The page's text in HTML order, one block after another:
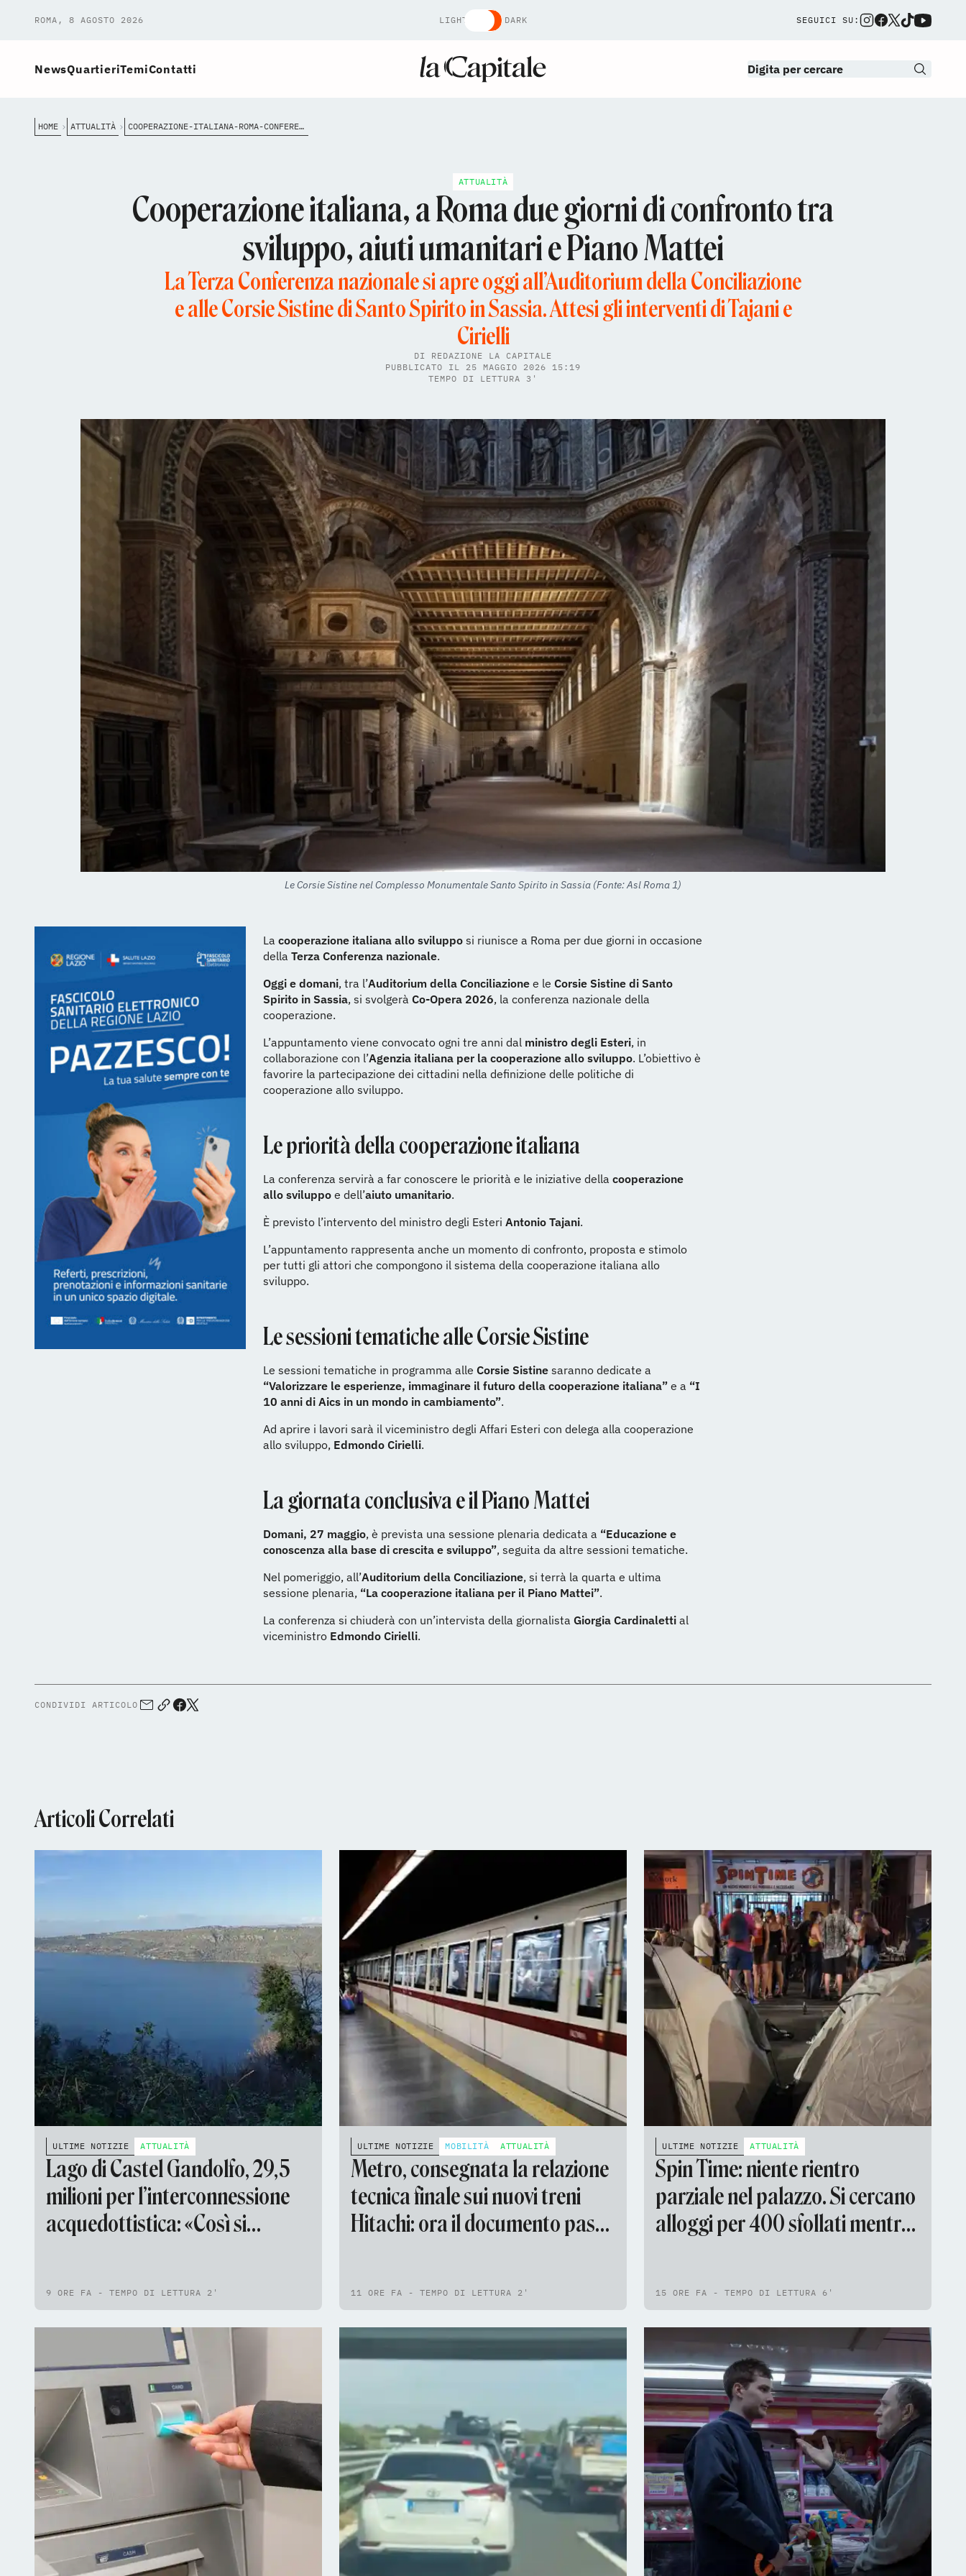
ROMA, 8 AGOSTO 2026 LIGHT DARK SEGUICI SU:
NewsQuartieriTemiContatti
HOME ATTUALITÀ COOPERAZIONE-ITALIANA-ROMA-CONFERENZA-NAZIONALE-CO-OPERA-2026
ATTUALITÀ
Cooperazione italiana, a Roma due giorni di confronto tra
sviluppo, aiuti umanitari e Piano Mattei
La Terza Conferenza nazionale si apre oggi all’Auditorium della Conciliazione
e alle Corsie Sistine di Santo Spirito in Sassia. Attesi gli interventi di Tajani e
Cirielli
DI REDAZIONE LA CAPITALE
PUBBLICATO IL 25 MAGGIO 2026 15:19
TEMPO DI LETTURA 3'
Le Corsie Sistine nel Complesso Monumentale Santo Spirito in Sassia (Fonte: Asl Roma 1)
La cooperazione italiana allo sviluppo si riunisce a Roma per due giorni in occasione
della Terza Conferenza nazionale.
Oggi e domani, tra l’Auditorium della Conciliazione e le Corsie Sistine di Santo
Spirito in Sassia, si svolgerà Co-Opera 2026, la conferenza nazionale della
cooperazione.
L’appuntamento viene convocato ogni tre anni dal ministro degli Esteri, in
collaborazione con l’Agenzia italiana per la cooperazione allo sviluppo. L’obiettivo è
favorire la partecipazione dei cittadini nella definizione delle politiche di
cooperazione allo sviluppo.
Le priorità della cooperazione italiana
La conferenza servirà a far conoscere le priorità e le iniziative della cooperazione
allo sviluppo e dell’aiuto umanitario.
È previsto l’intervento del ministro degli Esteri Antonio Tajani.
L’appuntamento rappresenta anche un momento di confronto, proposta e stimolo
per tutti gli attori che compongono il sistema della cooperazione italiana allo
sviluppo.
Le sessioni tematiche alle Corsie Sistine
Le sessioni tematiche in programma alle Corsie Sistine saranno dedicate a
“Valorizzare le esperienze, immaginare il futuro della cooperazione italiana” e a “I
10 anni di Aics in un mondo in cambiamento”.
Ad aprire i lavori sarà il viceministro degli Affari Esteri con delega alla cooperazione
allo sviluppo, Edmondo Cirielli.
La giornata conclusiva e il Piano Mattei
Domani, 27 maggio, è prevista una sessione plenaria dedicata a “Educazione e
conoscenza alla base di crescita e sviluppo”, seguita da altre sessioni tematiche.
Nel pomeriggio, all’Auditorium della Conciliazione, si terrà la quarta e ultima
sessione plenaria, “La cooperazione italiana per il Piano Mattei”.
La conferenza si chiuderà con un’intervista della giornalista Giorgia Cardinaletti al
viceministro Edmondo Cirielli.
CONDIVIDI ARTICOLO
Articoli Correlati
ULTIME NOTIZIE ATTUALITÀ
Lago di Castel Gandolfo, 29,5
milioni per l’interconnessione
acquedottistica: «Così si
9 ORE FA - TEMPO DI LETTURA 2'
ULTIME NOTIZIE MOBILITÀ ATTUALITÀ
Metro, consegnata la relazione
tecnica finale sui nuovi treni
Hitachi: ora il documento passa
11 ORE FA - TEMPO DI LETTURA 2'
ULTIME NOTIZIE ATTUALITÀ
Spin Time: niente rientro
parziale nel palazzo. Si cercano
alloggi per 400 sfollati mentre
15 ORE FA - TEMPO DI LETTURA 6'